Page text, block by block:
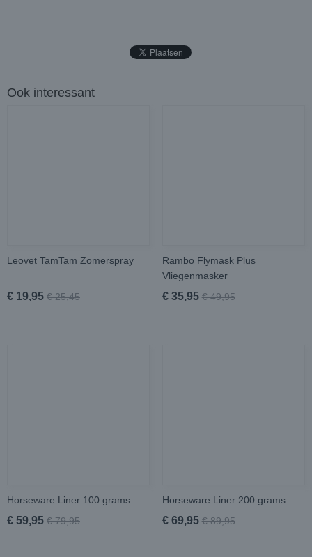
Ook interessant
Leovet TamTam Zomerspray
€ 19,95 € 25,45
Rambo Flymask Plus
Vliegenmasker
€ 35,95 € 49,95
Horseware Liner 100 grams
€ 59,95 € 79,95
Horseware Liner 200 grams
€ 69,95 € 89,95